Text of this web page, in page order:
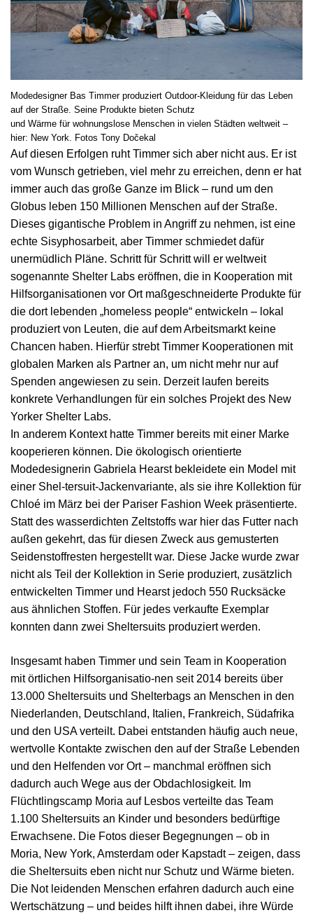
Modedesigner Bas Timmer produziert Outdoor-Kleidung für das Leben
auf der Straße. Seine Produkte bieten Schutz
und Wärme für wohnungslose Menschen in vielen Städten weltweit –
hier: New York. Fotos Tony Dočekal
Auf diesen Erfolgen ruht Timmer sich aber nicht aus. Er ist
vom Wunsch getrieben, viel mehr zu erreichen, denn er hat
immer auch das große Ganze im Blick – rund um den
Globus leben 150 Millionen Menschen auf der Straße.
Dieses gigantische Problem in Angriff zu nehmen, ist eine
echte Sisyphosarbeit, aber Timmer schmiedet dafür
unermüdlich Pläne. Schritt für Schritt will er weltweit
sogenannte Shelter Labs eröffnen, die in Kooperation mit
Hilfsorganisationen vor Ort maßgeschneiderte Produkte für
die dort lebenden „homeless people“ entwickeln – lokal
produziert von Leuten, die auf dem Arbeitsmarkt keine
Chancen haben. Hierfür strebt Timmer Kooperationen mit
globalen Marken als Partner an, um nicht mehr nur auf
Spenden angewiesen zu sein. Derzeit laufen bereits
konkrete Verhandlungen für ein solches Projekt des New
Yorker Shelter Labs.
In anderem Kontext hatte Timmer bereits mit einer Marke
kooperieren können. Die ökologisch orientierte
Modedesignerin Gabriela Hearst bekleidete ein Model mit
einer Shel-tersuit-Jackenvariante, als sie ihre Kollektion für
Chloé im März bei der Pariser Fashion Week präsentierte.
Statt des wasserdichten Zeltstoffs war hier das Futter nach
außen gekehrt, das für diesen Zweck aus gemusterten
Seidenstoffresten hergestellt war. Diese Jacke wurde zwar
nicht als Teil der Kollektion in Serie produziert, zusätzlich
entwickelten Timmer und Hearst jedoch 550 Rucksäcke
aus ähnlichen Stoffen. Für jedes verkaufte Exemplar
konnten dann zwei Sheltersuits produziert werden.
Insgesamt haben Timmer und sein Team in Kooperation
mit örtlichen Hilfsorganisatio-nen seit 2014 bereits über
13.000 Sheltersuits und Shelterbags an Menschen in den
Niederlanden, Deutschland, Italien, Frankreich, Südafrika
und den USA verteilt. Dabei entstanden häufig auch neue,
wertvolle Kontakte zwischen den auf der Straße Lebenden
und den Helfenden vor Ort – manchmal eröffnen sich
dadurch auch Wege aus der Obdachlosigkeit. Im
Flüchtlingscamp Moria auf Lesbos verteilte das Team
1.100 Sheltersuits an Kinder und besonders bedürftige
Erwachsene. Die Fotos dieser Begegnungen – ob in
Moria, New York, Amsterdam oder Kapstadt – zeigen, dass
die Sheltersuits eben nicht nur Schutz und Wärme bieten.
Die Not leidenden Menschen erfahren dadurch auch eine
Wertschätzung – und beides hilft ihnen dabei, ihre Würde